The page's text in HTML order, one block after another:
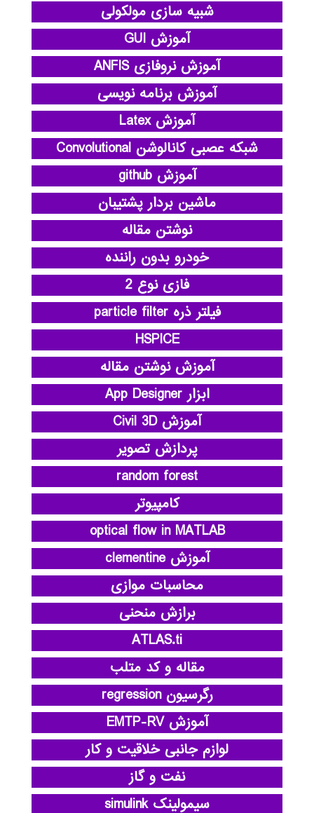
شبیه سازی مولکولی
آموزش GUI
آموزش نروفازی ANFIS
آموزش برنامه نویسی
آموزش Latex
شبکه عصبی کانالوشن Convolutional
آموزش github
ماشین بردار پشتیبان
نوشتن مقاله
خودرو بدون راننده
فازی نوع 2
فیلتر ذره particle filter
HSPICE
آموزش نوشتن مقاله
ابزار App Designer
آموزش Civil 3D
پردازش تصویر
random forest
کامپیوتر
optical flow in MATLAB
آموزش clementine
محاسبات موازی
برازش منحنی
ATLAS.ti
مقاله و کد متلب
رگرسیون regression
آموزش EMTP-RV
لوازم جانبی خلاقیت و کار
نفت و گاز
سیمولینک simulink